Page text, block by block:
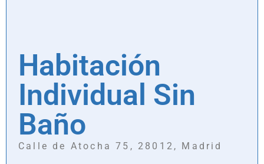
Habitación
Individual Sin
Baño
Calle de Atocha 75, 28012, Madrid